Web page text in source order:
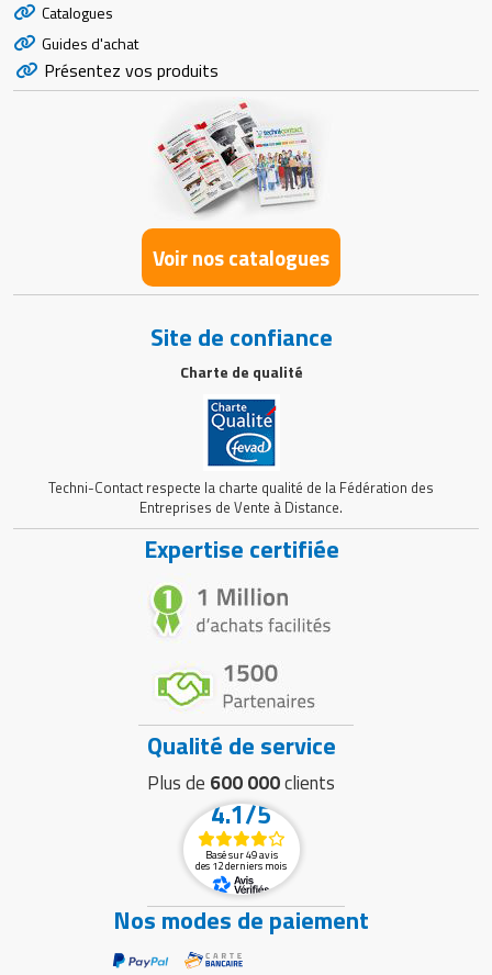
Catalogues
Guides d'achat
Présentez vos produits
Voir nos catalogues
Site de confiance
Charte de qualité
Techni-Contact respecte la charte qualité de la Fédération des
Entreprises de Vente à Distance.
Expertise certifiée
Qualité de service
Plus de 600 000clients
4.1/5
Basé sur 49 avis
des 12 derniers mois
Nos modes de paiement